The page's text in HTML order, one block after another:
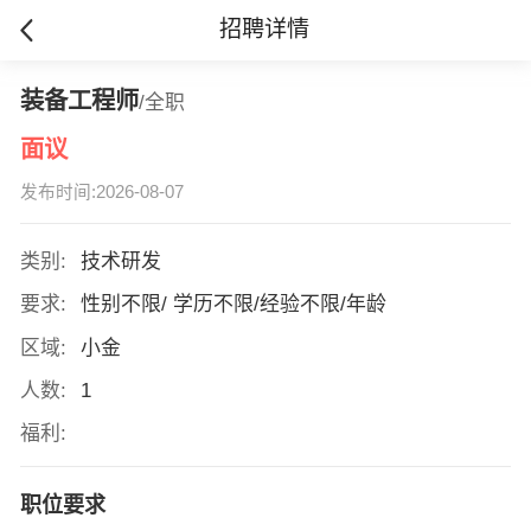
招聘详情
装备工程师/全职
面议
发布时间:2026-08-07
类别:
技术研发
要求:
性别不限/ 学历不限/经验不限/年龄
区域:
小金
人数:
1
福利:
职位要求